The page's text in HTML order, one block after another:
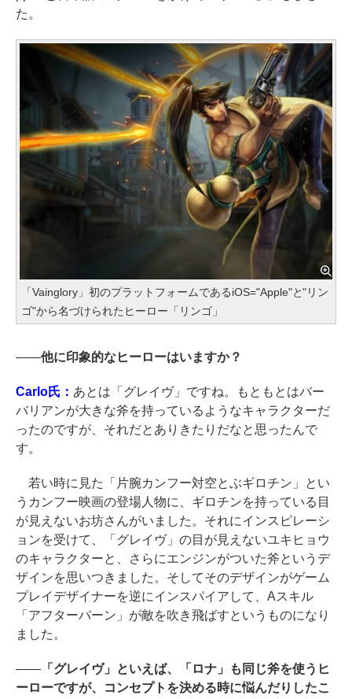
た。
「Vainglory」初のプラットフォームであるiOS="Apple"と"リン
ゴ"から名づけられたヒーロー「リンゴ」
――他に印象的なヒーローはいますか？
Carlo氏： あとは「グレイヴ」ですね。もともとはバー
バリアンが大きな斧を持っているようなキャラクターだ
ったのですが、それだとありきたりだなと思ったんで
す。
若い時に見た「片腕カンフー対空とぶギロチン」とい
うカンフー映画の登場人物に、ギロチンを持っている目
が見えないお坊さんがいました。それにインスピレーシ
ョンを受けて、「グレイヴ」の目が見えないユキヒョウ
のキャラクターと、さらにエンジンがついた斧というデ
ザインを思いつきました。そしてそのデザインがゲーム
プレイデザイナーを逆にインスパイアして、Aスキル
「アフターバーン」が敵を吹き飛ばすというものになり
ました。
――「グレイヴ」といえば、「ロナ」も同じ斧を使うヒ
ーローですが、コンセプトを決める時に悩んだりしたこ